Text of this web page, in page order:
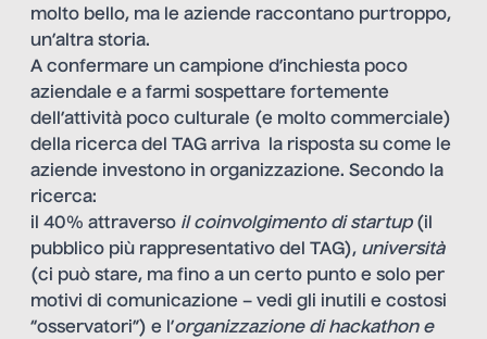
molto bello, ma le aziende raccontano purtroppo,
un’altra storia.
A confermare un campione d’inchiesta poco
aziendale e a farmi sospettare fortemente
dell’attività poco culturale (e molto commerciale)
della ricerca del TAG arriva la risposta su come le
aziende investono in organizzazione. Secondo la
ricerca:
il 40% attraverso il coinvolgimento di startup(il
pubblico più rappresentativo del TAG), università
(ci può stare, ma fino a un certo punto e solo per
motivi di comunicazione – vedi gli inutili e costosi
“osservatori”) e l’organizzazione di hackathon e